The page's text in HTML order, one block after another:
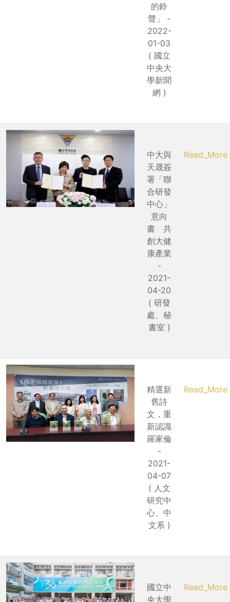
的鈴
聲」 -
2022-
01-03
( 國立
中央大
學新聞
網 )
中大與
天晟簽
署「聯
合研發
中心」
意向
書 共
創大健
康產業
-
2021-
04-20
( 研發
處、秘
書室 )
Read_More
精選新
舊詩
文，重
新認識
羅家倫
-
2021-
04-07
( 人文
研究中
心、中
文系 )
Read_More
國立中
央大學
Read_More